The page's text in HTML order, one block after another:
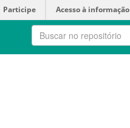
Participe Acesso à informação